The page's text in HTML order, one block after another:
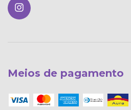
Meios de pagamento